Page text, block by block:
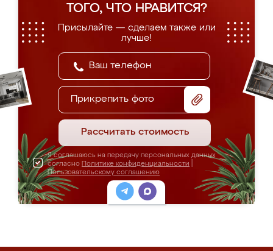
ТОГО, ЧТО НРАВИТСЯ?
Присылайте — сделаем также или
лучше!
Прикрепить фото
Рассчитать стоимость
Я соглашаюсь на передачу персональных данных
согласно Политике конфиденциальности
Пользовательскому соглашению